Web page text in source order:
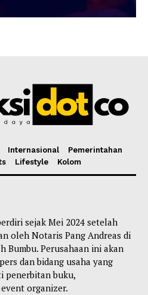
Internasional
Pemerintahan
Lifestyle Kolom
sejak Mei 2024 setelah
oleh Notaris Pang Andreas di
Bumbu. Perusahaan ini akan
dan bidang usaha yang
penerbitan buku,
organizer.